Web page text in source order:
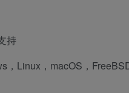
持
，Linux，macOS，